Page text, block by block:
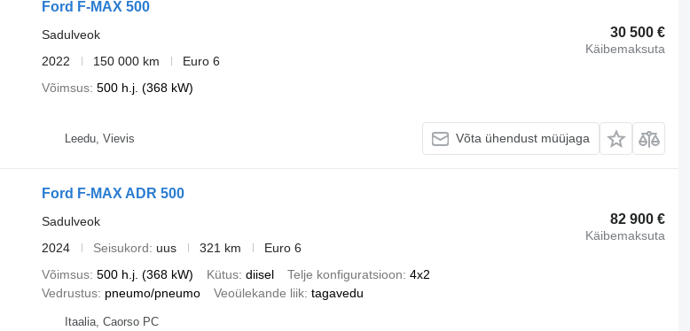
Ford F-MAX 500
30 500 €
Käibemaksuta
Sadulveok
2022
150 000 km
Euro 6
Võimsus 500 h.j. (368 kW)
Leedu, Vievis Võta ühendust müüjaga
Ford F-MAX ADR 500
82 900 €
Käibemaksuta
Sadulveok
2024
Seisukord uus 321 km
Euro 6
Võimsus 500 h.j. (368 kW) Kütus diisel Telje konfiguratsioon 4x2
Vedrustus pneumo/pneumo Veoülekande liik tagavedu
Itaalia, Caorso PC